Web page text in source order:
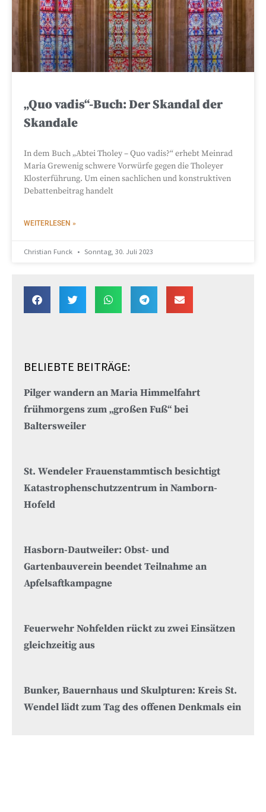
„Quo vadis“-Buch: Der Skandal der
Skandale
In dem Buch „Abtei Tholey – Quo vadis?“ erhebt Meinrad
Maria Grewenig schwere Vorwürfe gegen die Tholeyer
Klosterführung. Um einen sachlichen und konstruktiven
Debattenbeitrag handelt
WEITERLESEN »
Christian Funck Sonntag, 30. Juli 2023
BELIEBTE BEITRÄGE:
Pilger wandern an Maria Himmelfahrt
frühmorgens zum „großen Fuß“ bei
Baltersweiler
St. Wendeler Frauenstammtisch besichtigt
Katastrophenschutzzentrum in Namborn-
Hofeld
Hasborn-Dautweiler: Obst- und
Gartenbauverein beendet Teilnahme an
Apfelsaftkampagne
Feuerwehr Nohfelden rückt zu zwei Einsätzen
gleichzeitig aus
Bunker, Bauernhaus und Skulpturen: Kreis St.
Wendel lädt zum Tag des offenen Denkmals ein